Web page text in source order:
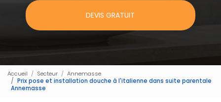
DEVIS GRATUIT
Accueil Secteur
Annemasse
Prix pose et installation douche à l'italienne dans suite parentale
Annemasse